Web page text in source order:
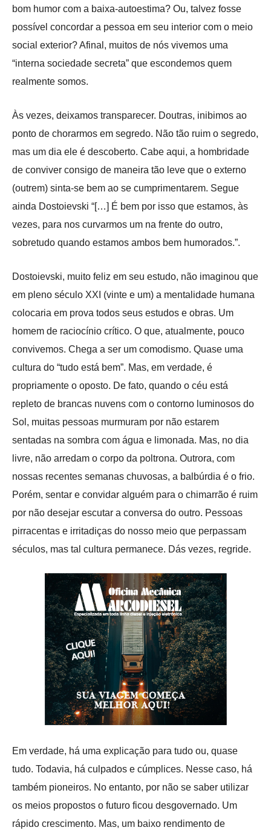
bom humor com a baixa-autoestima? Ou, talvez fosse
possível concordar a pessoa em seu interior com o meio
social exterior? Afinal, muitos de nós vivemos uma
“interna sociedade secreta” que escondemos quem
realmente somos.
Às vezes, deixamos transparecer. Doutras, inibimos ao
ponto de chorarmos em segredo. Não tão ruim o segredo,
mas um dia ele é descoberto. Cabe aqui, a hombridade
de conviver consigo de maneira tão leve que o externo
(outrem) sinta-se bem ao se cumprimentarem. Segue
ainda Dostoievski “[…] É bem por isso que estamos, às
vezes, para nos curvarmos um na frente do outro,
sobretudo quando estamos ambos bem humorados.”.
Dostoievski, muito feliz em seu estudo, não imaginou que
em pleno século XXI (vinte e um) a mentalidade humana
colocaria em prova todos seus estudos e obras. Um
homem de raciocínio crítico. O que, atualmente, pouco
convivemos. Chega a ser um comodismo. Quase uma
cultura do “tudo está bem”. Mas, em verdade, é
propriamente o oposto. De fato, quando o céu está
repleto de brancas nuvens com o contorno luminosos do
Sol, muitas pessoas murmuram por não estarem
sentadas na sombra com água e limonada. Mas, no dia
livre, não arredam o corpo da poltrona. Outrora, com
nossas recentes semanas chuvosas, a balbúrdia é o frio.
Porém, sentar e convidar alguém para o chimarrão é ruim
por não desejar escutar a conversa do outro. Pessoas
pirracentas e irritadiças do nosso meio que perpassam
séculos, mas tal cultura permanece. Dás vezes, regride.
Em verdade, há uma explicação para tudo ou, quase
tudo. Todavia, há culpados e cúmplices. Nesse caso, há
também pioneiros. No entanto, por não se saber utilizar
os meios propostos o futuro ficou desgovernado. Um
rápido crescimento. Mas, um baixo rendimento de